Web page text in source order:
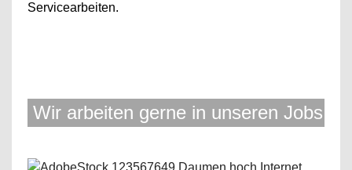
Servicearbeiten.
Wir arbeiten gerne in unseren Jobs